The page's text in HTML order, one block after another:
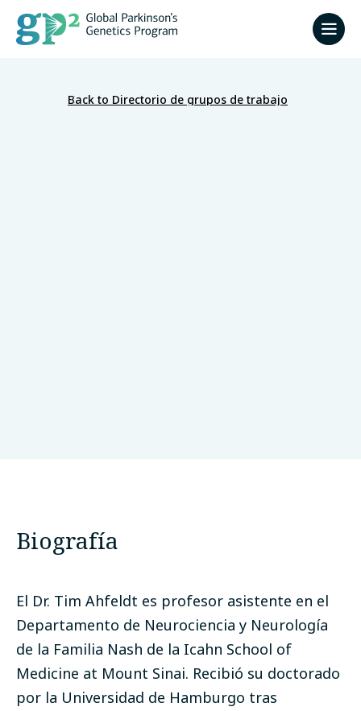
Back to Directorio de grupos de trabajo
Biografía
El Dr. Tim Ahfeldt es profesor asistente en el
Departamento de Neurociencia y Neurología
de la Familia Nash de la Icahn School of
Medicine at Mount Sinai. Recibió su doctorado
por la Universidad de Hamburgo tras